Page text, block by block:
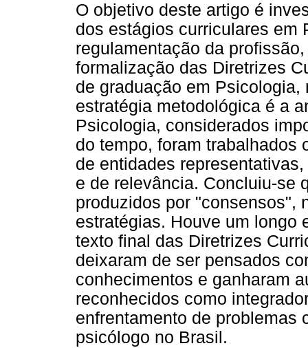
O objetivo deste artigo é
dos estágios curriculares em
regulamentação da
formalização das Diretrizes
de graduação em
estratégia metodológica é a
Psicologia, considerados
do tempo, foram trabalhados
de entidades
e de relevância. Concluiu-se
produzidos por "consensos",
estratégias. Houve um longo
texto final das Diretrizes
deixaram de ser pensados
conhecimentos e ganharam
reconhecidos como
enfrentamento de problemas
psicólogo no Brasil.